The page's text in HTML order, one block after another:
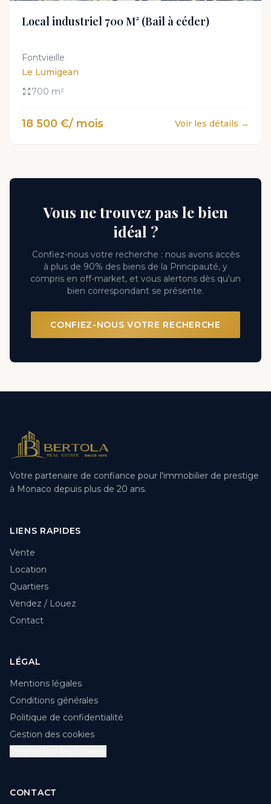
Local industriel 700 M² (Bail à céder)
Fontvieille
Le Lumigean
700 m²
18 500 €/ mois Voir les détails →
Vous ne trouvez pas le bien
idéal ?
Confiez-nous votre recherche : nous avons accès
à plus de 90% des biens de la Principauté, y
compris en off-market, et vous alertons dès qu'un
bien correspondant se présente.
CONFIEZ-NOUS VOTRE RECHERCHE
Votre partenaire de confiance pour l'immobilier de prestige
à Monaco depuis plus de 20 ans.
LIENS RAPIDES
Vente
Location
Quartiers
Vendez / Louez
Contact
LÉGAL
Mentions légales
Conditions générales
Politique de confidentialité
Gestion des cookies
CONTACT